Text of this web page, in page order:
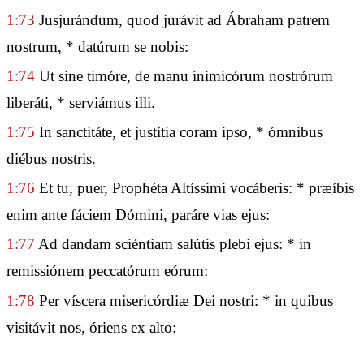
1:73 Jusjurándum, quod jurávit ad Ábraham patrem
nostrum, * datúrum se nobis:
1:74 Ut sine timóre, de manu inimicórum nostrórum
liberáti, * serviámus illi.
1:75 In sanctitáte, et justítia coram ipso, * ómnibus
diébus nostris.
1:76 Et tu, puer, Prophéta Altíssimi vocáberis: * præíbis
enim ante fáciem Dómini, paráre vias ejus:
1:77 Ad dandam sciéntiam salútis plebi ejus: * in
remissiónem peccatórum eórum:
1:78 Per víscera misericórdiæ Dei nostri: * in quibus
visitávit nos, óriens ex alto: